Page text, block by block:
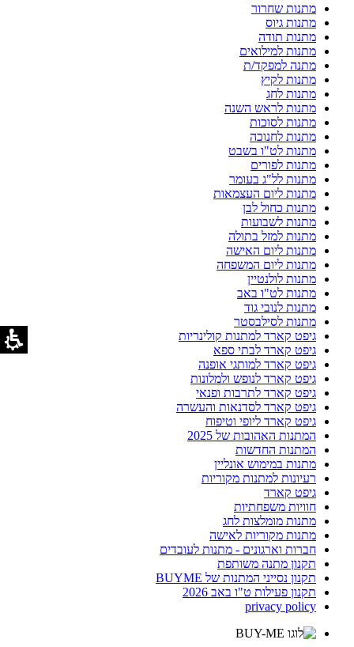
מתנות שחרור
מתנות גיוס
מתנות תודה
מתנות למילואים
מתנה למפקד/ת
מתנות לקיץ
מתנות לחג
מתנות לראש השנה
מתנות לסוכות
מתנות לחנוכה
מתנות לט"ו בשבט
מתנות לפורים
מתנות לל"ג בעומר
מתנות ליום העצמאות
מתנות כחול לבן
מתנות לשבועות
מתנות למזל בתולה
מתנות ליום האישה
מתנות ליום המשפחה
מתנות לולנטיין
מתנות לט"ו באב
מתנות לנובי גוד
מתנות לסילבסטר
גיפט קארד למתנות קולינריות
גיפט קארד לבתי ספא
גיפט קארד למותגי אופנה
גיפט קארד לנופש ולמלונות
גיפט קארד לתרבות ופנאי
גיפט קארד לסדנאות והעשרה
גיפט קארד ליופי וטיפוח
המתנות האהובות של 2025
המתנות החדשות
מתנות במימוש אונליין
רעיונות למתנות מקוריות
גיפט קארד
חוויות משפחתיות
מתנות מומלצות לחג
מתנות מקוריות לאישה
חברות וארגונים - מתנות לעובדים
תקנון מתנה משותפת
תקנון נסייני המתנות של BUYME
תקנון פעילות ט"ו באב 2026
privacy policy